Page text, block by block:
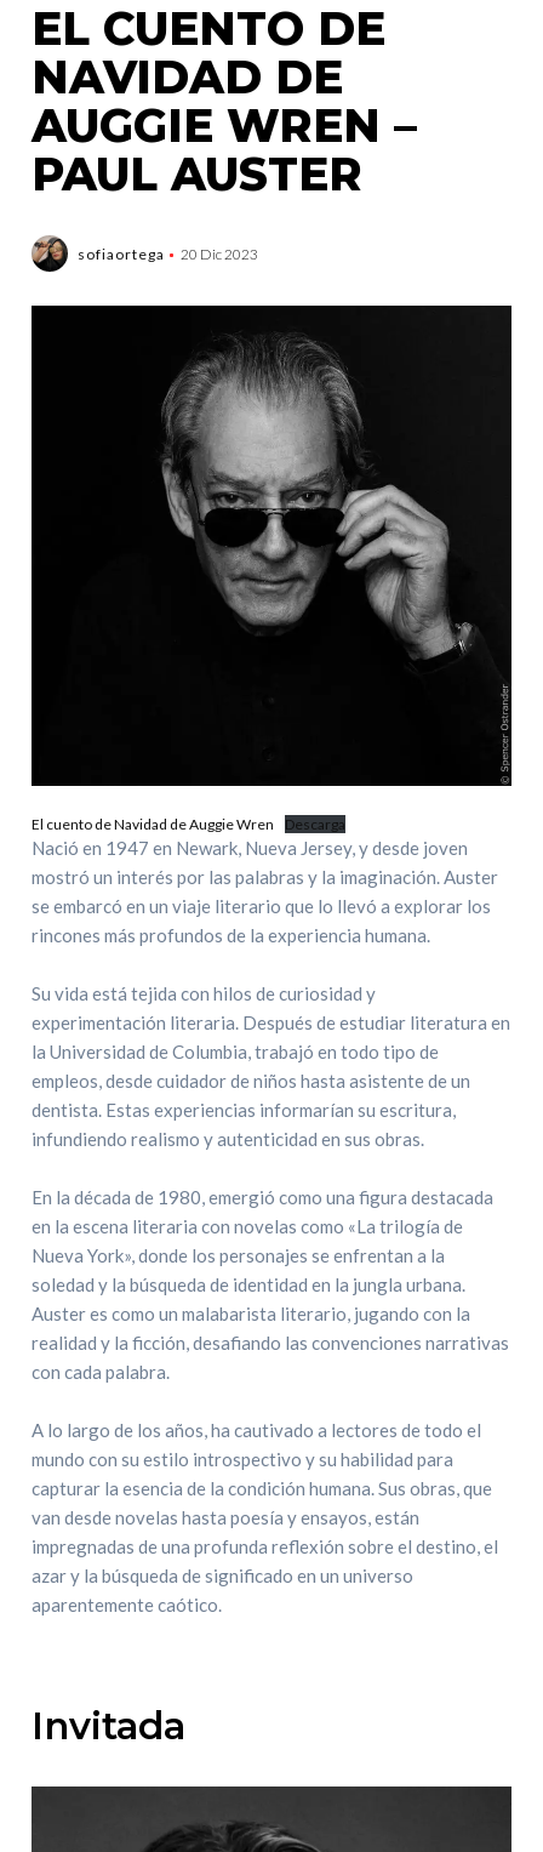
EL CUENTO DE
NAVIDAD DE
AUGGIE WREN –
PAUL AUSTER
sofiaortega 20 Dic 2023
El cuento de Navidad de Auggie Wren Descarga
Nació en 1947 en Newark, Nueva Jersey, y desde joven
mostró un interés por las palabras y la imaginación. Auster
se embarcó en un viaje literario que lo llevó a explorar los
rincones más profundos de la experiencia humana.
Su vida está tejida con hilos de curiosidad y
experimentación literaria. Después de estudiar literatura en
la Universidad de Columbia, trabajó en todo tipo de
empleos, desde cuidador de niños hasta asistente de un
dentista. Estas experiencias informarían su escritura,
infundiendo realismo y autenticidad en sus obras.
En la década de 1980, emergió como una figura destacada
en la escena literaria con novelas como «La trilogía de
Nueva York», donde los personajes se enfrentan a la
soledad y la búsqueda de identidad en la jungla urbana.
Auster es como un malabarista literario, jugando con la
realidad y la ficción, desafiando las convenciones narrativas
con cada palabra.
A lo largo de los años, ha cautivado a lectores de todo el
mundo con su estilo introspectivo y su habilidad para
capturar la esencia de la condición humana. Sus obras, que
van desde novelas hasta poesía y ensayos, están
impregnadas de una profunda reflexión sobre el destino, el
azar y la búsqueda de significado en un universo
aparentemente caótico.
Invitada